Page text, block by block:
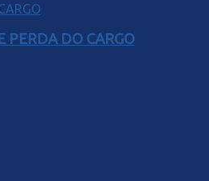
PERDA DO CARGO